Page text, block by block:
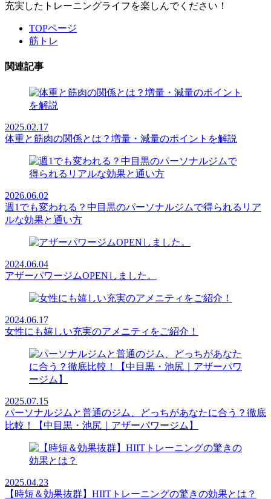
充実したトレーニングライフを楽しんでください！
TOPページ
筋トレ
関連記事
2025.02.17
体重と筋肉の関係とは？増量・減量のポイントを解説
2026.06.02
週1でも変われる？中目黒のパーソナルジムで得られるリア
ルな効果と通い方
2024.06.04
アザーパワージムOPENしました。
2024.06.17
女性にも嬉しい充実のアメニティをご紹介！
2025.07.15
パーソナルジムと普通のジム、どっちがあなたに合う？徹底
比較！【中目黒・池尻｜アザーパワージム】
2025.04.23
【時短＆効果抜群】HIITトレーニングの驚きの効果とは？